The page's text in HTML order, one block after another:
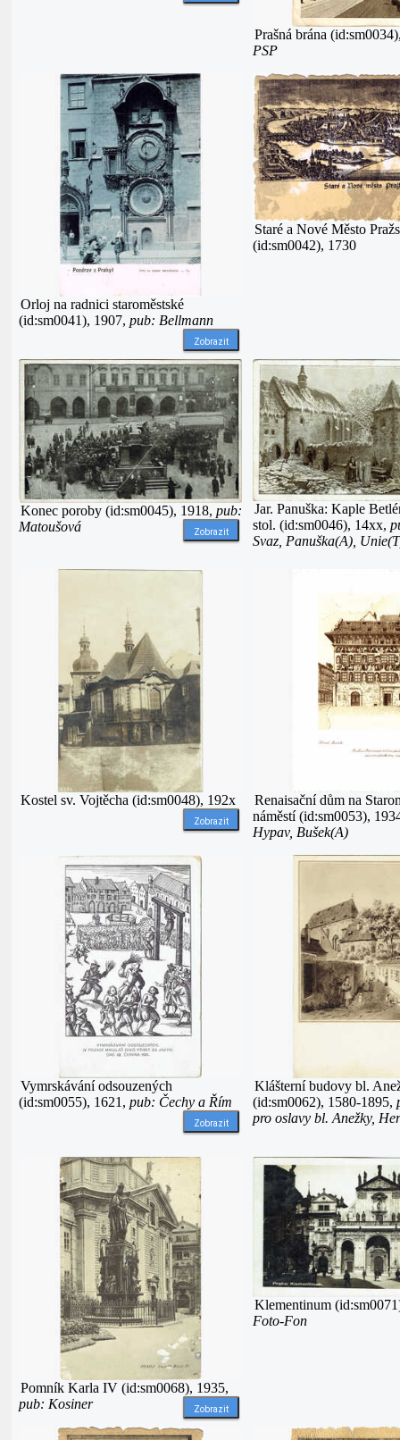
Prašná brána
PSP
Orloj na radnici staroměstské
(id:sm0041), 1907, pub: Bellmann
Zobrazit
Staré a Nové Město
(id:sm0042), 1730
Konec poroby (id:sm0045), 1918, pub:
Matoušová
Zobrazit
Jar. Panuška: Kaple
stol. (id:sm0046), 14xx,
Svaz, Panuška(A),
Kostel sv. Vojtěcha (id:sm0048), 192x
Zobrazit
Renaisační dům na
náměstí (id:sm0053),
Hypav, Bušek(A)
Vymrskávání odsouzených
(id:sm0055), 1621, pub: Čechy a Řím
Zobrazit
Klášterní budovy bl.
(id:sm0062), 1580-1895,
pro oslavy bl. Anežky,
Pomník Karla IV (id:sm0068), 1935,
pub: Kosiner
Zobrazit
Klementinum
Foto-Fon